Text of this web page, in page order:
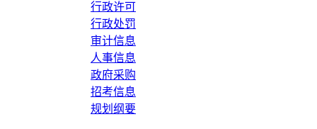
行政许可
行政处罚
审计信息
人事信息
政府采购
招考信息
规划纲要